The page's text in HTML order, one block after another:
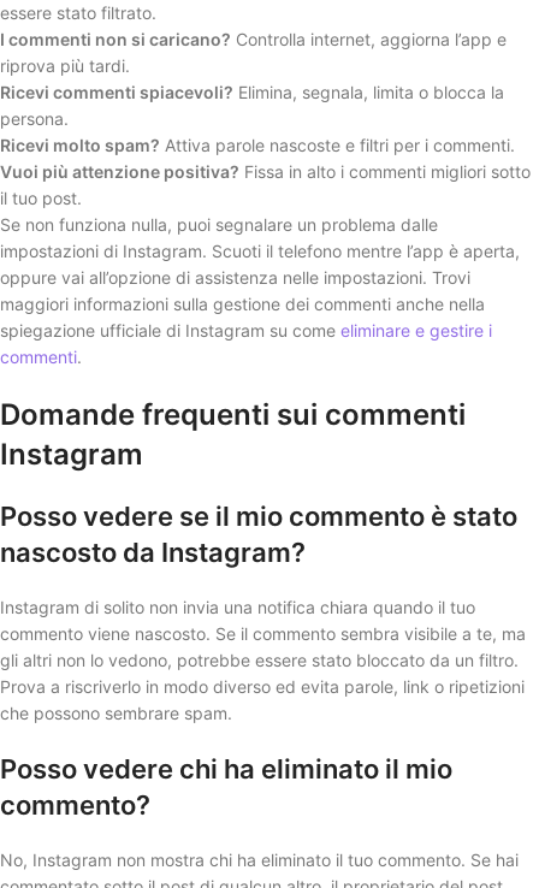
essere stato filtrato.
I commenti non si caricano? Controlla internet, aggiorna l’app e
riprova più tardi.
Ricevi commenti spiacevoli? Elimina, segnala, limita o blocca la
persona.
Ricevi molto spam? Attiva parole nascoste e filtri per i commenti.
Vuoi più attenzione positiva? Fissa in alto i commenti migliori sotto
il tuo post.
Se non funziona nulla, puoi segnalare un problema dalle
impostazioni di Instagram. Scuoti il telefono mentre l’app è aperta,
oppure vai all’opzione di assistenza nelle impostazioni. Trovi
maggiori informazioni sulla gestione dei commenti anche nella
spiegazione ufficiale di Instagram su come eliminare e gestire i
commenti.
Domande frequenti sui commenti
Instagram
Posso vedere se il mio commento è stato
nascosto da Instagram?
Instagram di solito non invia una notifica chiara quando il tuo
commento viene nascosto. Se il commento sembra visibile a te, ma
gli altri non lo vedono, potrebbe essere stato bloccato da un filtro.
Prova a riscriverlo in modo diverso ed evita parole, link o ripetizioni
che possono sembrare spam.
Posso vedere chi ha eliminato il mio
commento?
No, Instagram non mostra chi ha eliminato il tuo commento. Se hai